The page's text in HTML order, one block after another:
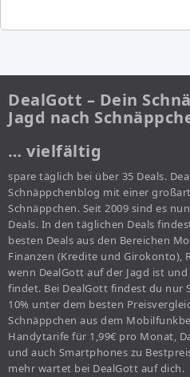
DealGott – Dein
Jagd nach
… vielfältig
spare täglich bei über 35 Deals.
Schnäppchenblog mit einer
Schnäppchen. Seit 2009 sind es
Deals. In den täglichen Deals
besten Deals aus den Bereichen
Finanzen (Kredite und Girokonto),
wenn DealGott auf der Jagd ist
findet. Bei DealGott findest du nur
10% unter dem besten
Schnäppchen aus dem
Handytarife für 1,99€ pro Monat,
und auch Smartphones zu
mehr wartet bei DealGott auf dich.